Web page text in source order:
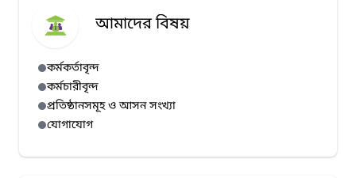
আমাদের বিষয়
কর্মকর্তাবৃন্দ
কর্মচারীবৃন্দ
প্রতিষ্ঠানসমূহ ও আসন সংখ্যা
যোগাযোগ